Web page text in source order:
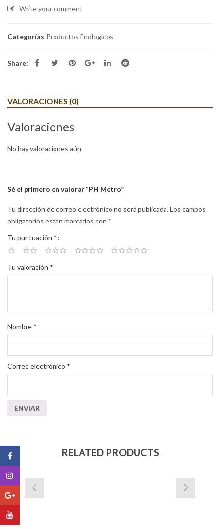
Write your comment
Categorías Productos Enologicos
Share:
VALORACIONES (0)
Valoraciones
No hay valoraciones aún.
Sé el primero en valorar “PH Metro”
Tu dirección de correo electrónico no será publicada.Los campos
obligatorios están marcados con *
Tu puntuación *
Tu valoración *
Nombre *
Correo electrónico *
RELATED PRODUCTS